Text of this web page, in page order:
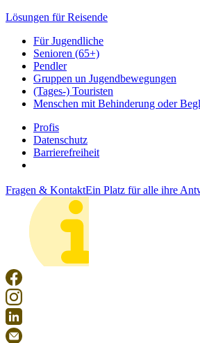
Lösungen für Reisende
Für Jugendliche
Senioren (65+)
Pendler
Gruppen un Jugendbewegungen
(Tages-) Touristen
Menschen mit Behinderung oder
Profis
Datenschutz
Barrierefreiheit
Fragen & KontaktEin Platz für alle ihre